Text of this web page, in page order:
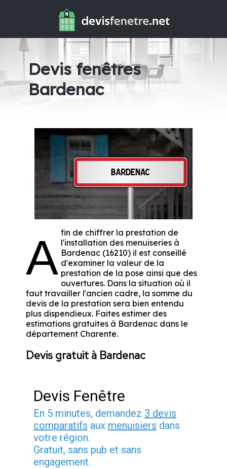
Devis fenêtres
Bardenac
A fin de chiffrer la prestation de
l'installation des menuiseries à
Bardenac (16210) il est conseillé
d'examiner la valeur de la
prestation de la pose ainsi que des
ouvertures. Dans la situation où il
faut travailler l'ancien cadre, la somme du
devis de la prestation sera bien entendu
plus dispendieux. Faites estimer des
estimations gratuites à Bardenac dans le
département Charente.
Devis gratuit à Bardenac
Devis Fenêtre
En 5 minutes, demandez 3 devis
comparatifs aux menuisiers dans
votre région.
Gratuit, sans pub et sans
engagement.